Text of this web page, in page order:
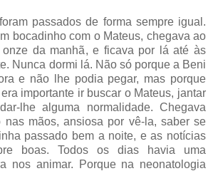
passados de forma sempre igual.
bocadinho com o Mateus, chegava ao
da manhã, e ficava por lá até às
Nunca dormi lá. Não só porque a Beni
e não lhe podia pegar, mas porque
importante ir buscar o Mateus, jantar
lhe alguma normalidade. Chegava
nas mãos, ansiosa por vê-la, saber se
passado bem a noite, e as notícias
boas. Todos os dias havia uma
nos animar. Porque na neonatologia